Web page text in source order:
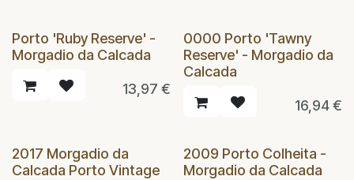
Porto 'Ruby Reserve' -
Morgadio da Calcada
13,97 €
0000 Porto 'Tawny
Reserve' - Morgadio da
Calcada
16,94€
2017 Morgadio da
Calcada Porto Vintage
2009 Porto Colheita -
Morgadio da Calcada